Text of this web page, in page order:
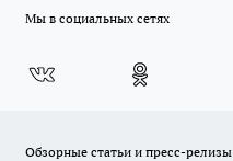
Мы в социальных сетях
Обзорные статьи и пресс-релизы